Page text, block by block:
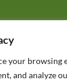
your browsing
and analyze
2015 – 2026